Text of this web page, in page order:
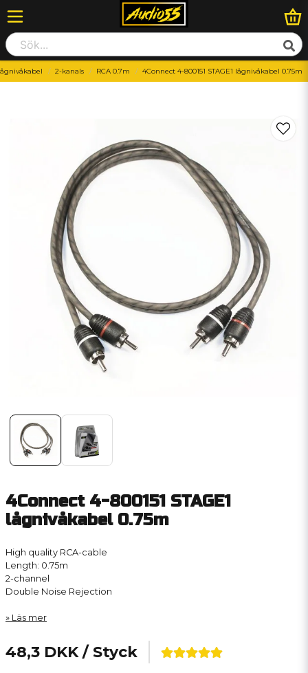
2-kanals RCA 0.7m 4Connect 4-800151 STAGE1 lågnivåkabel 0.75m
4Connect 4-800151 STAGE1
lågnivåkabel 0.75m
High quality RCA-cable
Length: 0.75m
2-channel
Double Noise Rejection
Läs mer
48,3 DKK / Styck